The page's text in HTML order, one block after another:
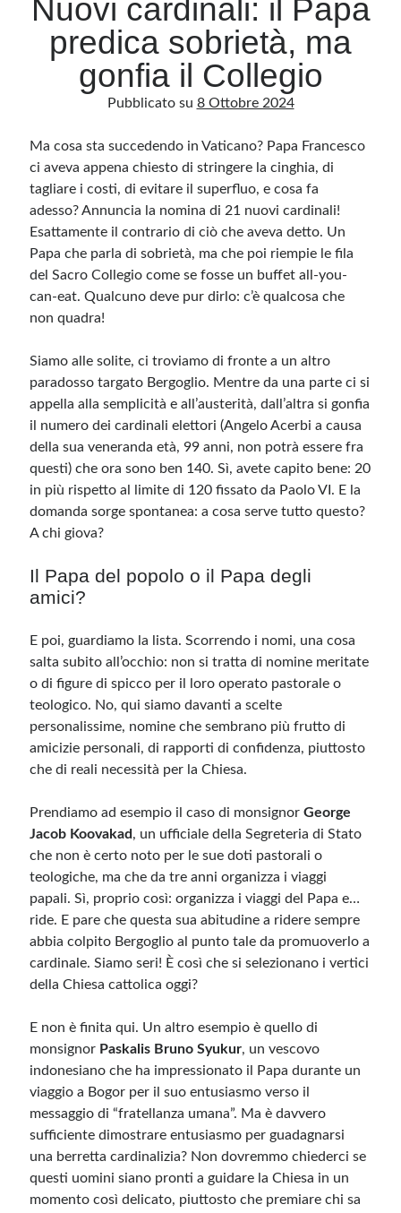
Archivio
Categorie
Categorie
Questo blog non rappresenta una testata giornalistica, in quanto viene aggiornato
senza alcuna periodicità. Non può pertanto considerarsi un prodotto editoriale ai
sensi della legge n· 62 del 7.03.2001. L’autore non è responsabile di quanto
pubblicato dai lettori nei commenti ai vari post. Saranno comunque cancellati quelli
ritenuti offensivi o lesivi dell’immagine o dell’onorabilità di terzi, di genere spam,
razzisti o che contengano dati personali non conformi al rispetto delle norme sulla
privacy. Alcune immagini inserite in questo blog sono tratte da Internet e, pertanto,
immediatamente rimosse. L’autore del blog non è responsabile dei siti collegati
Meta
Accedi
Feed dei contenuti
Feed dei commenti
WordPress.org
Nuovi cardinali: il Papa
predica sobrietà, ma
gonfia il Collegio
Pubblicato su 8 Ottobre 2024
Ma cosa sta succedendo in Vaticano? Papa Francesco
ci aveva appena chiesto di stringere la cinghia, di
tagliare i costi, di evitare il superfluo, e cosa fa
adesso? Annuncia la nomina di 21 nuovi cardinali!
Esattamente il contrario di ciò che aveva detto. Un
Papa che parla di sobrietà, ma che poi riempie le fila
del Sacro Collegio come se fosse un buffet all-you-
can-eat. Qualcuno deve pur dirlo: c’è qualcosa che
non quadra!
Siamo alle solite, ci troviamo di fronte a un altro
paradosso targato Bergoglio. Mentre da una parte ci si
appella alla semplicità e all’austerità, dall’altra si gonfia
il numero dei cardinali elettori (Angelo Acerbi a causa
della sua veneranda età, 99 anni, non potrà essere fra
questi) che ora sono ben 140. Sì, avete capito bene: 20
in più rispetto al limite di 120 fissato da Paolo VI. E la
domanda sorge spontanea: a cosa serve tutto questo?
A chi giova?
Il Papa del popolo o il Papa degli
amici?
E poi, guardiamo la lista. Scorrendo i nomi, una cosa
salta subito all’occhio: non si tratta di nomine meritate
o di figure di spicco per il loro operato pastorale o
teologico. No, qui siamo davanti a scelte
personalissime, nomine che sembrano più frutto di
amicizie personali, di rapporti di confidenza, piuttosto
che di reali necessità per la Chiesa.
Prendiamo ad esempio il caso di monsignorGeorge
Jacob Koovakad, un ufficiale della Segreteria di Stato
che non è certo noto per le sue doti pastorali o
teologiche, ma che da tre anni organizza i viaggi
papali. Sì, proprio così: organizza i viaggi del Papa e…
ride. E pare che questa sua abitudine a ridere sempre
abbia colpito Bergoglio al punto tale da promuoverlo a
cardinale. Siamo seri! È così che si selezionano i vertici
della Chiesa cattolica oggi?
E non è finita qui. Un altro esempio è quello di
monsignor Paskalis Bruno Syukur, un vescovo
indonesiano che ha impressionato il Papa durante un
viaggio a Bogor per il suo entusiasmo verso il
messaggio di “fratellanza umana”. Ma è davvero
sufficiente dimostrare entusiasmo per guadagnarsi
una berretta cardinalizia? Non dovremmo chiederci se
questi uomini siano pronti a guidare la Chiesa in un
momento così delicato, piuttosto che premiare chi sa